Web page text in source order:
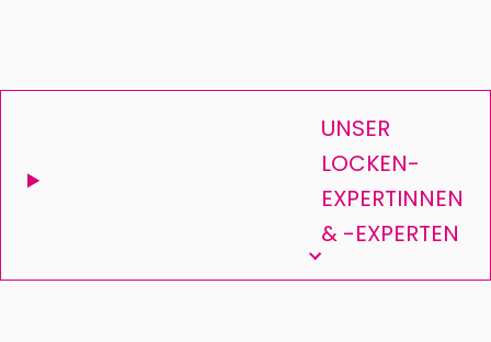
UNSER
LOCKEN-
EXPERTINNEN
& -EXPERTEN